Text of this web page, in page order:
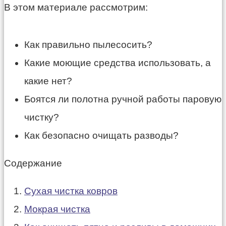
В этом материале рассмотрим:
Как правильно пылесосить?
Какие моющие средства использовать, а
какие нет?
Боятся ли полотна ручной работы паровую
чистку?
Как безопасно очищать разводы?
Содержание
Сухая чистка ковров
Мокрая чистка